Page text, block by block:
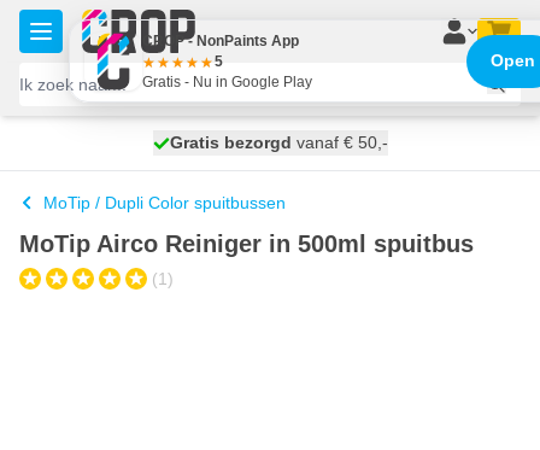
Ga naar de inhoud
morgen bezorgd
Gratis bezorgd vanaf € 50,-
100 dagen
MoTip / Dupli Color spuitbussen
MoTip Airco Reiniger in 500ml spuitbus
(1)
CROP - NonPaints App
5
Gratis - Nu in Google Play
Open